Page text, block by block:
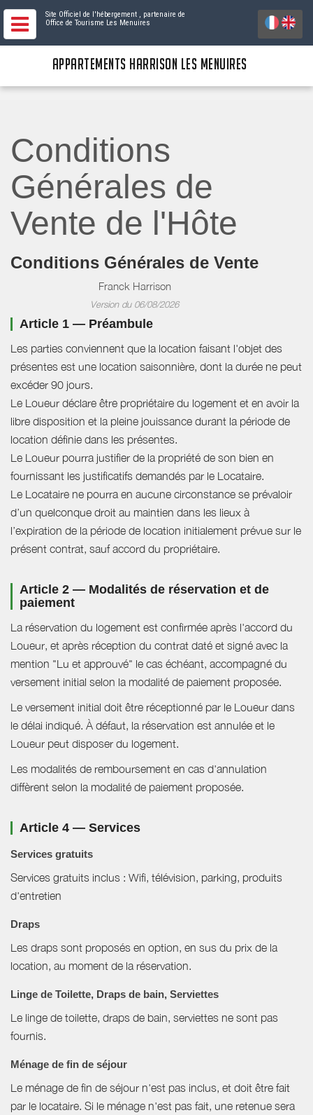
Site Officiel de l'hébergement , partenaire de
Office de Tourisme Les Menuires
APPARTEMENTS HARRISON LES MENUIRES
Conditions
Générales de
Vente de l'Hôte
Conditions Générales de Vente
Franck Harrison
Version du 06/08/2026
Article 1 — Préambule
Les parties conviennent que la location faisant l'objet des
présentes est une location saisonnière, dont la durée ne peut
excéder 90 jours.
Le Loueur déclare être propriétaire du logement et en avoir la
libre disposition et la pleine jouissance durant la période de
location définie dans les présentes.
Le Loueur pourra justifier de la propriété de son bien en
fournissant les justificatifs demandés par le Locataire.
Le Locataire ne pourra en aucune circonstance se prévaloir
d’un quelconque droit au maintien dans les lieux à
l’expiration de la période de location initialement prévue sur le
présent contrat, sauf accord du propriétaire.
Article 2 — Modalités de réservation et de
paiement
La réservation du logement est confirmée après l'accord du
Loueur, et après réception du contrat daté et signé avec la
mention "Lu et approuvé" le cas échéant, accompagné du
versement initial selon la modalité de paiement proposée.
Le versement initial doit être réceptionné par le Loueur dans
le délai indiqué. À défaut, la réservation est annulée et le
Loueur peut disposer du logement.
Les modalités de remboursement en cas d'annulation
diffèrent selon la modalité de paiement proposée.
Article 4 — Services
Services gratuits
Services gratuits inclus : Wifi, télévision, parking, produits
d'entretien
Draps
Les draps sont proposés en option, en sus du prix de la
location, au moment de la réservation.
Linge de Toilette, Draps de bain, Serviettes
Le linge de toilette, draps de bain, serviettes ne sont pas
fournis.
Ménage de fin de séjour
Le ménage de fin de séjour n'est pas inclus, et doit être fait
par le locataire. Si le ménage n'est pas fait, une retenue sera